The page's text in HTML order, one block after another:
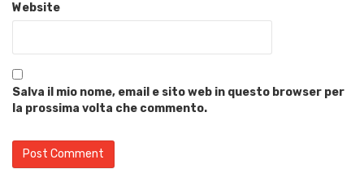
Website
Salva il mio nome, email e sito web in questo browser per
la prossima volta che commento.